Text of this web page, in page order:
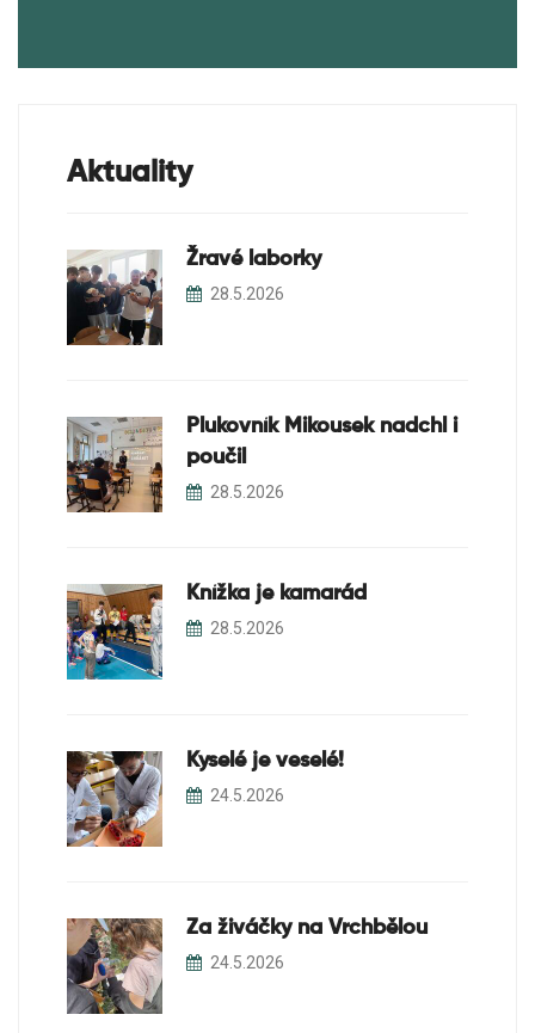
Dokumenty ke stažení
Aktuality
Žravé laborky
28.5.2026
Plukovník Mikousek nadchl i
poučil
28.5.2026
Knížka je kamarád
28.5.2026
Kyselé je veselé!
24.5.2026
Za živáčky na Vrchbělou
24.5.2026